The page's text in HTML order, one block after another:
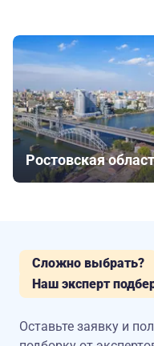
Ростовская
Сложно выбрать?
Наш эксперт
Оставьте заявку и